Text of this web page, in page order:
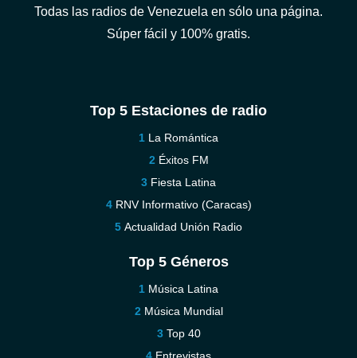
Todas las radios de Venezuela en sólo una página.
Súper fácil y 100% gratis.
Top 5 Estaciones de radio
La Romántica
Éxitos FM
Fiesta Latina
RNV Informativo (Caracas)
Actualidad Unión Radio
Top 5 Géneros
Música Latina
Música Mundial
Top 40